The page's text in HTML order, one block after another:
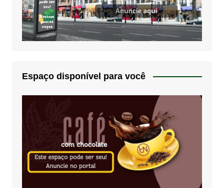
Espaço disponível para você